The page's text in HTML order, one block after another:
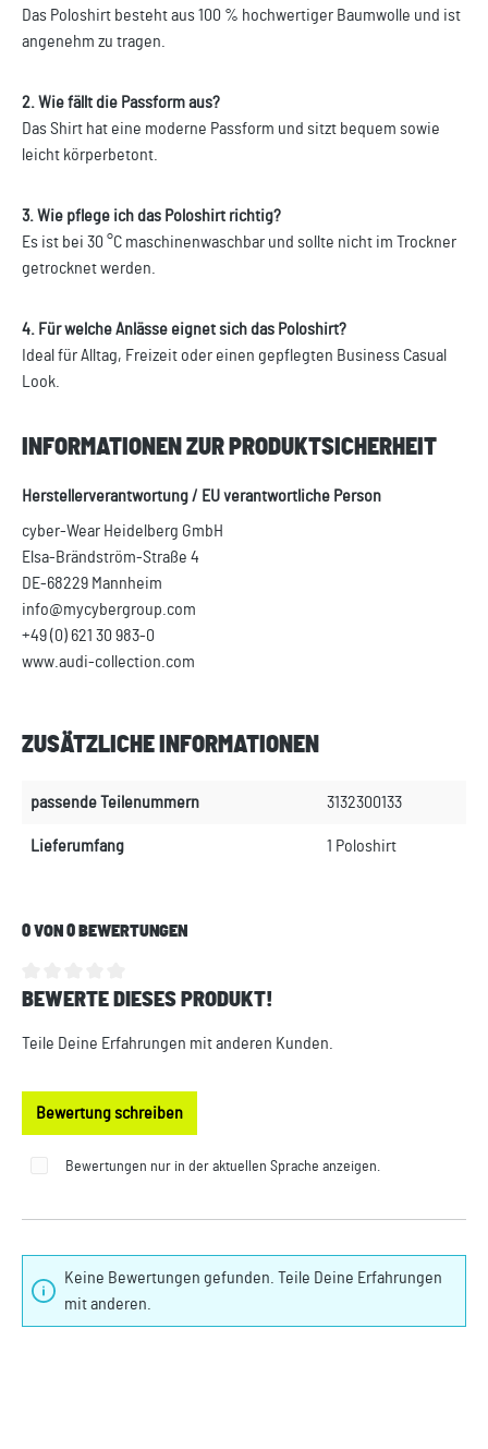
Das Poloshirt besteht aus 100 % hochwertiger Baumwolle und ist
angenehm zu tragen.
2. Wie fällt die Passform aus?
Das Shirt hat eine moderne Passform und sitzt bequem sowie
leicht körperbetont.
3. Wie pflege ich das Poloshirt richtig?
Es ist bei 30 °C maschinenwaschbar und sollte nicht im Trockner
getrocknet werden.
4. Für welche Anlässe eignet sich das Poloshirt?
Ideal für Alltag, Freizeit oder einen gepflegten Business Casual
Look.
INFORMATIONEN ZUR PRODUKTSICHERHEIT
Herstellerverantwortung / EU verantwortliche Person
cyber-Wear Heidelberg GmbH
Elsa-Brändström-Straße 4
DE-68229 Mannheim
info@mycybergroup.com
+49 (0) 621 30 983-0
www.audi-collection.com
ZUSÄTZLICHE INFORMATIONEN
passende Teilenummern 3132300133
Lieferumfang 1 Poloshirt
0 VON 0 BEWERTUNGEN
Durchschnittliche Bewertung von 0 von 5 Sternen
BEWERTE DIESES PRODUKT!
Teile Deine Erfahrungen mit anderen Kunden.
Bewertung schreiben
Bewertungen nur in der aktuellen Sprache anzeigen.
Keine Bewertungen gefunden. Teile Deine Erfahrungen
mit anderen.